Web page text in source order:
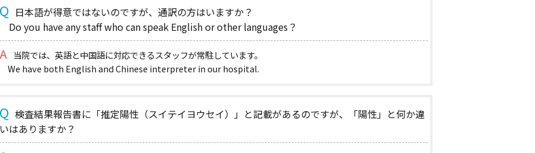
日本語が得意ではないのですが、通訳の方はいますか？
Do you have any staff who can speak English or other languages？
当院では、英語と中国語に対応できるスタッフが常駐しています。
We have both English and Chinese interpreter in our hospital.
検査結果報告書に「推定陽性（スイテイヨウセイ）」と記載があるのですが、「陽性」と何か違
いはありますか？